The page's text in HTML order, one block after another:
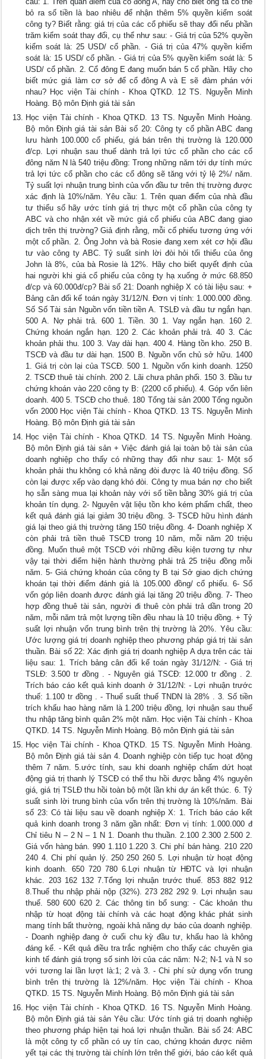
bỏ ra số tiền là bao nhiêu để nhận thêm 5% quyền kiểm soát
công ty? Biết rằng: giá trị của các cổ phiếu sẽ thay đổi nếu phần
trăm kiểm soát thay đổi, cụ thể như sau: - Giá trị của 52% quyền
kiểm soát là: 25 USD/ cổ phần. - Giá trị của 47% quyền kiểm
soát là: 15 USD/ cổ phần. - Giá trị của 5% quyền kiểm soát là: 5
USD/ cổ phần. 2. Cổ đông E đang muốn bán 5 cổ phần. Hãy cho
biết mức giá làm cơ sở để cổ đông A và E sẽ đàm phán với
nhau? Học viện Tài chính - Khoa QTKD. 12 TS. Nguyễn Minh
Hoàng. Bộ môn Định giá tài sản
Học viện Tài chính - Khoa QTKD. 13 TS. Nguyễn Minh Hoàng.
Bộ môn Định giá tài sản Bài số 20: Công ty cổ phần ABC đang
lưu hành 100.000 cổ phiếu, giá bán trên thị trường là 120.000
đ/cp. Lợi nhuận sau thuế dành trả lợi tức cổ phần cho các cổ
đông năm N là 540 triệu đồng: Trong những năm tới dự tính mức
trả lợi tức cổ phần cho các cổ đông sẽ tăng với tỷ lệ 2%/ năm.
Tỷ suất lợi nhuận trung bình của vốn đầu tư trên thị trường được
xác định là 10%/năm. Yêu cầu: 1. Trên quan điểm của nhà đầu
tư thiểu số hãy ước tính giá trị thực một cổ phần của công ty
ABC và cho nhận xét về mức giá cổ phiếu của ABC đang giao
dịch trên thị trường? Giả định rằng, mỗi cổ phiếu tương ứng với
một cổ phần. 2. Ông John và bà Rosie đang xem xét cơ hội đầu
tư vào công ty ABC. Tỷ suất sinh lời đòi hỏi tối thiểu của ông
John là 8%, của bà Rosie là 12%. Hãy cho biết quyết định của
hai người khi giá cổ phiếu của công ty hạ xuống ở mức 68.850
đ/cp và 60.000đ/cp? Bài số 21: Doanh nghiệp X có tài liệu sau: +
Bảng cân đối kế toán ngày 31/12/N. Đơn vị tính: 1.000.000 đồng.
Số Số Tài sản Nguồn vốn tiền tiền A. TSLĐ và đầu tư ngắn hạn.
500 A. Nợ phải trả. 600 1. Tiền. 30 1. Vay ngắn hạn. 160 2.
Chứng khoán ngắn hạn. 120 2. Các khoản phải trả. 40 3. Các
khoản phải thu. 100 3. Vay dài hạn. 400 4. Hàng tồn kho. 250 B.
TSCĐ và đầu tư dài hạn. 1500 B. Nguồn vốn chủ sở hữu. 1400
1. Giá trị còn lại của TSCĐ. 500 1. Nguồn vốn kinh doanh. 1250
2. TSCĐ thuê tài chính. 200 2. Lãi chưa phân phối. 150 3. Đầu tư
chứng khoán vào 220 công ty B: (2200 cổ phiếu). 4. Góp vốn liên
doanh. 400 5. TSCĐ cho thuê. 180 Tổng tài sản 2000 Tổng nguồn
vốn 2000 Học viện Tài chính - Khoa QTKD. 13 TS. Nguyễn Minh
Hoàng. Bộ môn Định giá tài sản
Học viện Tài chính - Khoa QTKD. 14 TS. Nguyễn Minh Hoàng.
Bộ môn Định giá tài sản + Việc đánh giá lại toàn bộ tài sản của
doanh nghiệp cho thấy có những thay đổi như sau: 1- Một số
khoản phải thu không có khả năng đòi được là 40 triệu đồng. Số
còn lại được xếp vào dạng khó đòi. Công ty mua bán nợ cho biết
họ sẵn sàng mua lại khoản này với số tiền bằng 30% giá trị của
khoản tín dụng. 2- Nguyên vật liệu tồn kho kém phẩm chất, theo
kết quả đánh giá lại giảm 30 triệu đồng. 3- TSCĐ hữu hình đánh
giá lại theo giá thị trường tăng 150 triệu đồng. 4- Doanh nghiệp X
còn phải trả tiền thuê TSCĐ trong 10 năm, mỗi năm 20 triệu
đồng. Muốn thuê một TSCĐ với những điều kiện tương tự như
vậy tại thời điểm hiện hành thường phải trả 25 triệu đồng mỗi
năm. 5- Giá chứng khoán của công ty B tại Sở giao dịch chứng
khoán tại thời điểm đánh giá là 105.000 đồng/ cổ phiếu. 6- Số
vốn góp liên doanh được đánh giá lại tăng 20 triệu đồng. 7- Theo
hợp đồng thuê tài sản, người đi thuê còn phải trả dần trong 20
năm, mỗi năm trả một lượng tiền đều nhau là 10 triệu đồng. + Tỷ
suất lợi nhuận vốn trung bình trên thị trường là 20%. Yêu cầu:
Ước lượng giá trị doanh nghiệp theo phương pháp giá trị tài sản
thuần. Bài số 22: Xác định giá trị doanh nghiệp A dựa trên các tài
liệu sau: 1. Trích bảng cân đối kế toán ngày 31/12/N: - Giá trị
TSLĐ: 3.500 tr đồng . - Nguyên giá TSCĐ: 12.000 tr đồng . 2.
Trích báo cáo kết quả kinh doanh ở 31/12/N: - Lợi nhuận trước
thuế: 1.100 tr đồng . - Thuế suất thuế TNDN là 28% . 3. Số tiền
trích khấu hao hàng năm là 1.200 triệu đồng, lợi nhuận sau thuế
thu nhập tăng bình quân 2% một năm. Học viện Tài chính - Khoa
QTKD. 14 TS. Nguyễn Minh Hoàng. Bộ môn Định giá tài sản
Học viện Tài chính - Khoa QTKD. 15 TS. Nguyễn Minh Hoàng.
Bộ môn Định giá tài sản 4. Doanh nghiệp còn tiếp tục hoạt động
thêm 7 năm. 5.ước tính, sau khi doanh nghiệp chấm dứt hoạt
động giá trị thanh lý TSCĐ có thể thu hồi được bằng 4% nguyên
giá, giá trị TSLĐ thu hồi toàn bộ một lần khi dự án kết thúc. 6. Tỷ
suất sinh lời trung bình của vốn trên thị trường là 10%/năm. Bài
số 23: Có tài liệu sau về doanh nghiệp X: 1. Trích báo cáo kết
quả kinh doanh trong 3 năm gần nhất: Đơn vị tính: 1.000.000 đ
Chỉ tiêu N – 2 N – 1 N 1. Doanh thu thuần. 2.100 2.300 2.500 2.
Giá vốn hàng bán. 990 1.110 1.220 3. Chi phí bán hàng. 210 220
240 4. Chi phí quản lý. 250 250 260 5. Lợi nhuận từ hoạt động
kinh doanh. 650 720 780 6.Lợi nhuận từ HĐTC và lợi nhuận
khác. 203 162 132 7.Tổng lợi nhuận trước thuế. 853 882 912
8.Thuế thu nhập phải nộp (32%). 273 282 292 9. Lợi nhuận sau
thuế. 580 600 620 2. Các thông tin bổ sung: - Các khoản thu
nhập từ hoạt động tài chính và các hoạt động khác phát sinh
mang tính bất thường, ngoài khả năng dự báo của doanh nghiệp.
- Doanh nghiệp đang ở cuối chu kỳ đầu tư, khấu hao là không
đáng kể. - Kết quả điều tra trắc nghiệm cho thấy các chuyên gia
kinh tế đánh giá trọng số sinh lời của các năm: N-2; N-1 và N so
với tương lai lần lượt là:1; 2 và 3. - Chi phí sử dụng vốn trung
bình trên thị trường là 12%/năm. Học viện Tài chính - Khoa
QTKD. 15 TS. Nguyễn Minh Hoàng. Bộ môn Định giá tài sản
Học viện Tài chính - Khoa QTKD. 16 TS. Nguyễn Minh Hoàng.
Bộ môn Định giá tài sản Yêu cầu: Ước tính giá trị doanh nghiệp
theo phương pháp hiện tại hoá lợi nhuận thuần. Bài số 24: ABC
là một công ty cổ phần có uy tín cao, chứng khoán được niêm
yết tại các thị trường tài chính lớn trên thế giới, báo cáo kết quả